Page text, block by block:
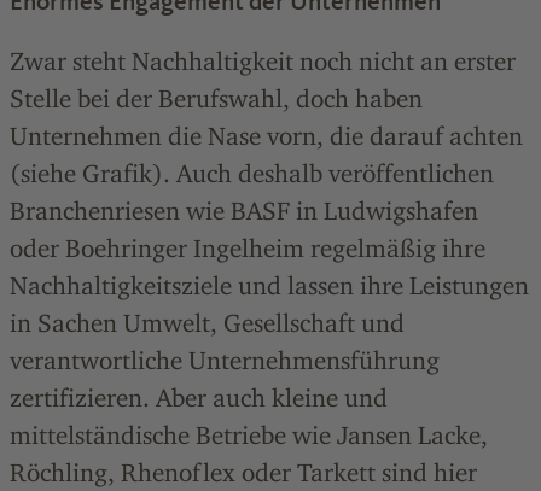
Zwar steht Nachhaltigkeit noch nicht an erster
Stelle bei der Berufswahl, doch haben
Unternehmen die Nase vorn, die darauf achten
(siehe Grafik). Auch deshalb veröffentlichen
Branchenriesen wie BASF in Ludwigshafen
oder Boehringer Ingelheim regelmäßig ihre
Nachhaltigkeitsziele und lassen ihre Leistungen
in Sachen Umwelt, Gesellschaft und
verantwortliche Unternehmensführung
zertifizieren. Aber auch kleine und
mittelständische Betriebe wie Jansen Lacke,
Röchling, Rhenoflex oder Tarkett sind hier